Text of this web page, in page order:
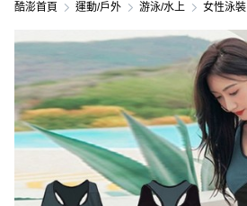
酷澎首頁 運動/戶外 游泳/水上 女性泳裝